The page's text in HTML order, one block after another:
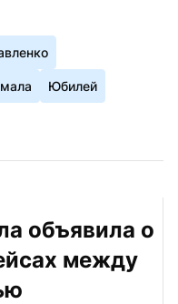
Юбилей
объявила о
между